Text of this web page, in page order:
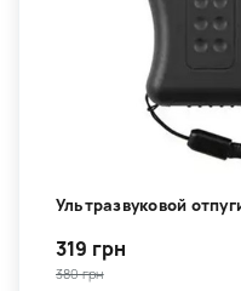
Ультразвуковой
319 грн
380 грн